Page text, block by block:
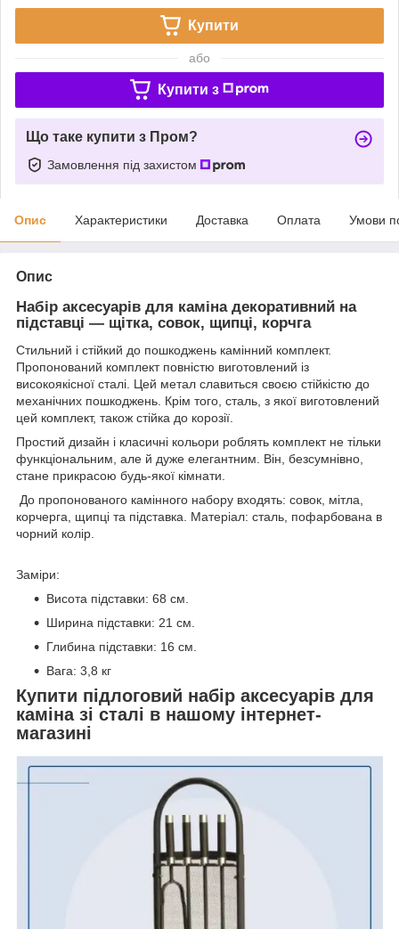
Купити
або
Купити з
Що таке купити з Пром?
Замовлення під захистом
Опис Характеристики Доставка Оплата Умови
Опис
Набір аксесуарів для каміна декоративний на
підставці — щітка, совок, щипці, корчга
Стильний і стійкий до пошкоджень камінний комплект.
Пропонований комплект повністю виготовлений із
високоякісної сталі. Цей метал славиться своєю стійкістю до
механічних пошкоджень. Крім того, сталь, з якої виготовлений
цей комплект, також стійка до корозії.
Простий дизайн і класичні кольори роблять комплект не тільки
функціональним, але й дуже елегантним. Він, безсумнівно,
стане прикрасою будь-якої кімнати.
До пропонованого камінного набору входять: совок, мітла,
корчерга, щипці та підставка. Матеріал: сталь, пофарбована в
чорний колір.
Заміри:
Висота підставки: 68 см.
Ширина підставки: 21 см.
Глибина підставки: 16 см.
Вага: 3,8 кг
Купити підлоговий набір аксесуарів для
каміна зі сталі в нашому інтернет-
магазині